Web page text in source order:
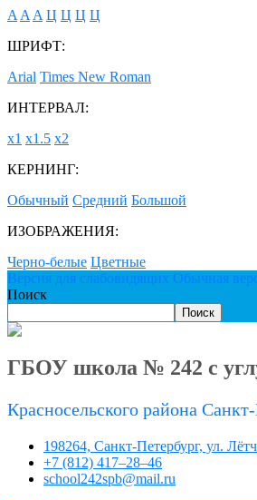
A A A Ц Ц Ц Ц
ШРИФТ:
Arial Times New Roman
ИНТЕРВАЛ:
х1 х1.5 х2
КЕРНИНГ:
Обычный Средний Большой
ИЗОБРАЖЕНИЯ:
Черно-белые Цветные
Версия для слабовидящих Обычная
Поиск
Поиск
ГБОУ школа № 242 с
Красносельского района
198264, Санкт-Петербург, ул.
+7 (812) 417–28–46
school242spb@mail.ru